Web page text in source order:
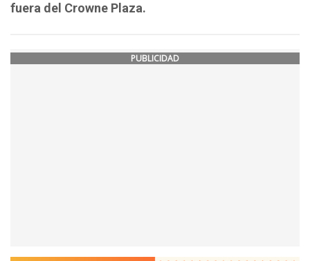
fuera del Crowne Plaza.
PUBLICIDAD